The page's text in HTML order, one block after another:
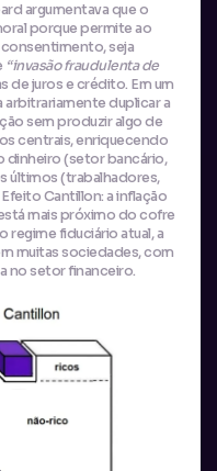
argumentava que o
porque permite ao
seja
“invasão fraudulenta de
de juros e crédito. Em um
duplicar a
sem produzir algo de
centrais, enriquecendo
(setor bancário,
últimos (trabalhadores,
Cantillon: a inflação
mais próximo do cofre
regime fiduciário atual, a
muitas sociedades, com
no setor financeiro.